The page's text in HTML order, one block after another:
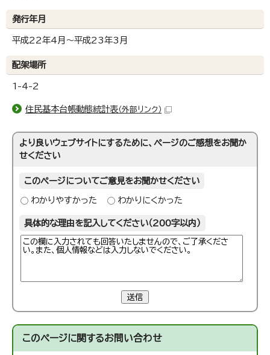
発行年月
平成22年4月～平成23年3月
配架場所
1-4-2
住民基本台帳動態統計表（外部リンク）
より良いウェブサイトにするために、ページのご感想をお聞か
せください
このページについてご意見をお聞かせください
わかりやすかった わかりにくかった
具体的な理由を記入してください（200字以内）
送信
このページに関するお問い合わせ